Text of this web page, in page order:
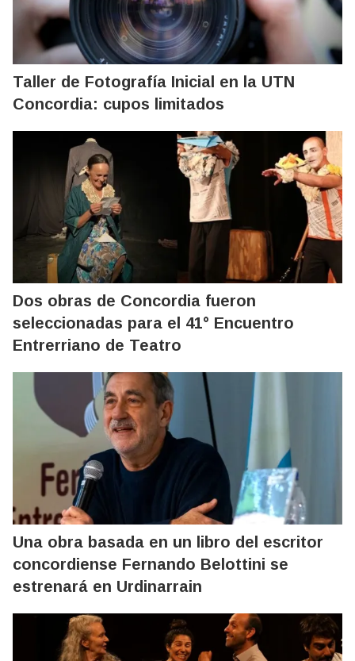
Taller de Fotografía Inicial en la UTN
Concordia: cupos limitados
Dos obras de Concordia fueron
seleccionadas para el 41° Encuentro
Entrerriano de Teatro
Una obra basada en un libro del escritor
concordiense Fernando Belottini se
estrenará en Urdinarrain